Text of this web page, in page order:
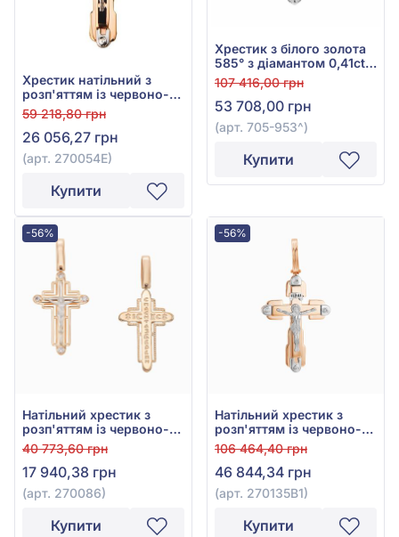
Хрестик натільний з
розп'яттям із червоно-
білого золота 585° з
фіанітом/куб.цирконієм
та чорною емаллю, арт.
270054Е
59 218,80 грн
26 056,27 грн
(арт. 270054Е)
Купити
Хрестик з білого золота
585° з діамантом 0,41ct,
арт. 705-953
107 416,00 грн
53 708,00 грн
(арт. 705-953^)
Купити
-56%
Натільний хрестик з
розп'яттям із червоно-
білого золота 585° з
фіанітом/куб.цирконієм,
арт. 270086
40 773,60 грн
17 940,38 грн
(арт. 270086)
Купити
-56%
Натільний хрестик з
розп'яттям із червоно-
білого золота 585° з
фіанітом/куб.цирконієм,
арт. 270135В1
106 464,40 грн
46 844,34 грн
(арт. 270135В1)
Купити